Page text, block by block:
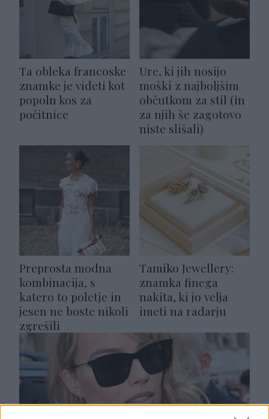
Ta obleka francoske
znamke je videti kot
popoln kos za
počitnice
Ure, ki jih nosijo
moški z najboljšim
občutkom za stil (in
za njih še zagotovo
niste slišali)
Preprosta modna
kombinacija, s
katero to poletje in
jesen ne boste nikoli
zgrešili
Tamiko Jewellery:
znamka finega
nakita, ki jo velja
imeti na radarju